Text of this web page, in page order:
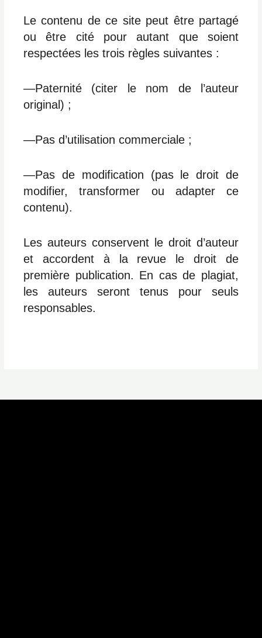
Le contenu de ce site peut être partagé
ou être cité pour autant que soient
respectées les trois règles suivantes :
―Paternité (citer le nom de l’auteur
original) ;
―Pas d’utilisation commerciale ;
―Pas de modification (pas le droit de
modifier, transformer ou adapter ce
contenu).
Les auteurs conservent le droit d’auteur
et accordent à la revue le droit de
première publication. En cas de plagiat,
les auteurs seront tenus pour seuls
responsables.